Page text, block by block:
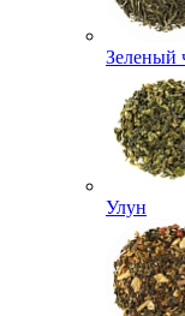
Зеленый
Улун